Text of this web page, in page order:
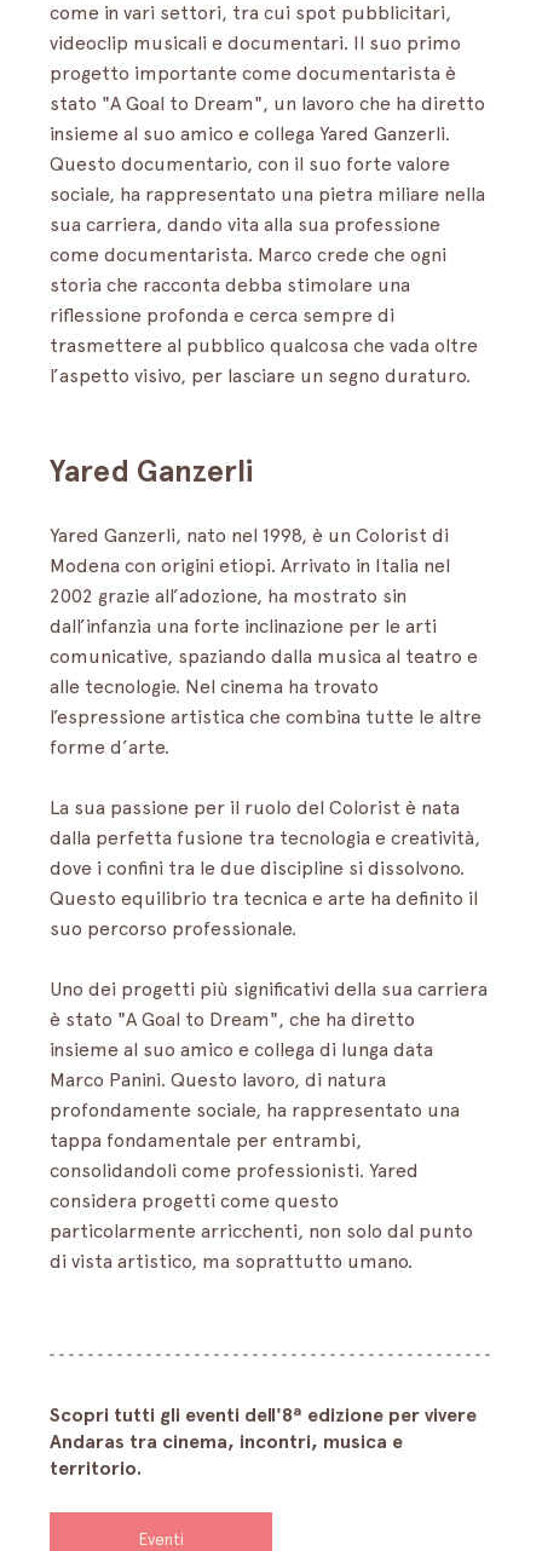
come in vari settori, tra cui spot pubblicitari,
videoclip musicali e documentari. Il suo primo
progetto importante come documentarista è
stato "A Goal to Dream", un lavoro che ha diretto
insieme al suo amico e collega Yared Ganzerli.
Questo documentario, con il suo forte valore
sociale, ha rappresentato una pietra miliare nella
sua carriera, dando vita alla sua professione
come documentarista. Marco crede che ogni
storia che racconta debba stimolare una
riflessione profonda e cerca sempre di
trasmettere al pubblico qualcosa che vada oltre
l’aspetto visivo, per lasciare un segno duraturo.
Yared Ganzerli
Yared Ganzerli, nato nel 1998, è un Colorist di
Modena con origini etiopi. Arrivato in Italia nel
2002 grazie all’adozione, ha mostrato sin
dall’infanzia una forte inclinazione per le arti
comunicative, spaziando dalla musica al teatro e
alle tecnologie. Nel cinema ha trovato
l’espressione artistica che combina tutte le altre
forme d’arte.
La sua passione per il ruolo del Colorist è nata
dalla perfetta fusione tra tecnologia e creatività,
dove i confini tra le due discipline si dissolvono.
Questo equilibrio tra tecnica e arte ha definito il
suo percorso professionale.
Uno dei progetti più significativi della sua carriera
è stato "A Goal to Dream", che ha diretto
insieme al suo amico e collega di lunga data
Marco Panini. Questo lavoro, di natura
profondamente sociale, ha rappresentato una
tappa fondamentale per entrambi,
consolidandoli come professionisti. Yared
considera progetti come questo
particolarmente arricchenti, non solo dal punto
di vista artistico, ma soprattutto umano.
Scopri tutti gli eventi dell'8ª edizione per vivere
Andaras tra cinema, incontri, musica e
territorio.
Eventi